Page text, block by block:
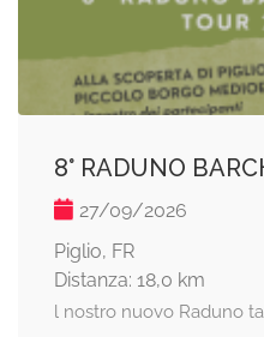
8° RADUNO
27/09/2026
Piglio, FR
Distanza: 18,0 km
l nostro nuovo Raduno